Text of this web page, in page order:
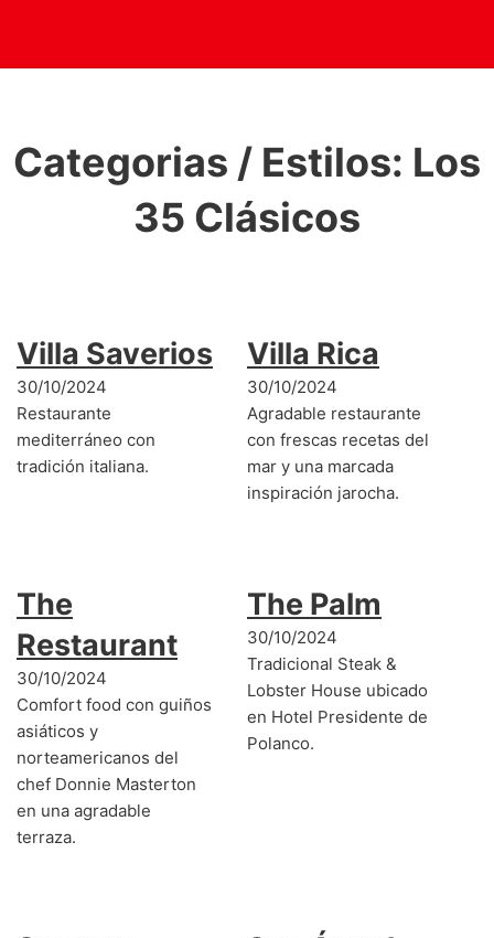
Categorias / Estilos: Los
35 Clásicos
Villa Saverios
30/10/2024
Restaurante
mediterráneo con
tradición italiana.
Villa Rica
30/10/2024
Agradable restaurante
con frescas recetas del
mar y una marcada
inspiración jarocha.
The
Restaurant
30/10/2024
Comfort food con guiños
asiáticos y
norteamericanos del
chef Donnie Masterton
en una agradable
terraza.
The Palm
30/10/2024
Tradicional Steak &
Lobster House ubicado
en Hotel Presidente de
Polanco.